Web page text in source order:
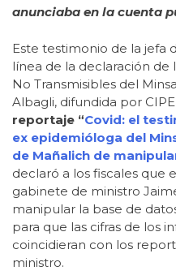
anunciaba en la cuenta
Este testimonio de la jefa
línea de la declaración de
No Transmisibles del
Albagli, difundida por
reportaje “Covid: el
ex epidemióloga del
de Mañalich de
declaró a los fiscales que
gabinete de ministro
manipular la base de
para que las cifras de los
coincidieran con los
ministro.